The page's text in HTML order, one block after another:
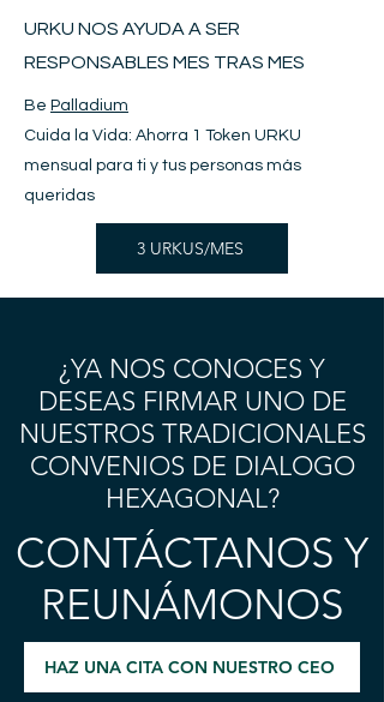
URKU NOS AYUDA A SER
RESPONSABLES MES TRAS MES
Be Palladium
Cuida la Vida: Ahorra 1 Token URKU
mensual para ti y tus personas más
queridas
3 URKUS/MES
¿YA NOS CONOCES Y
DESEAS FIRMAR UNO DE
NUESTROS TRADICIONALES
CONVENIOS DE DIALOGO
HEXAGONAL?
CONTÁCTANOS Y
REUNÁMONOS
HAZ UNA CITA CON NUESTRO CEO